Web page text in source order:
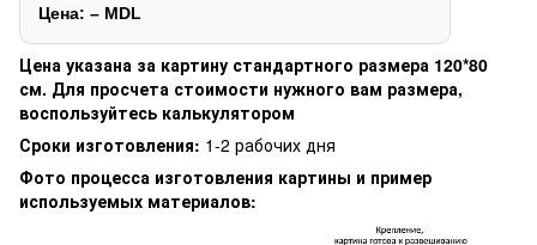
Цена: – MDL
Цена указана за картину стандартного размера 120*80
см. Для просчета стоимости нужного вам размера,
воспользуйтесь калькулятором
Сроки изготовления: 1-2 рабочих дня
Фото процесса изготовления картины и пример
используемых материалов: